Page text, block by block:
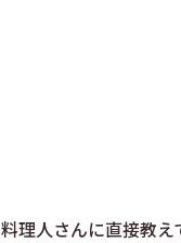
人さんに直接教